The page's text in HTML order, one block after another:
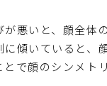
悪いと、顔全体
傾いていると、
で顔のシンメト